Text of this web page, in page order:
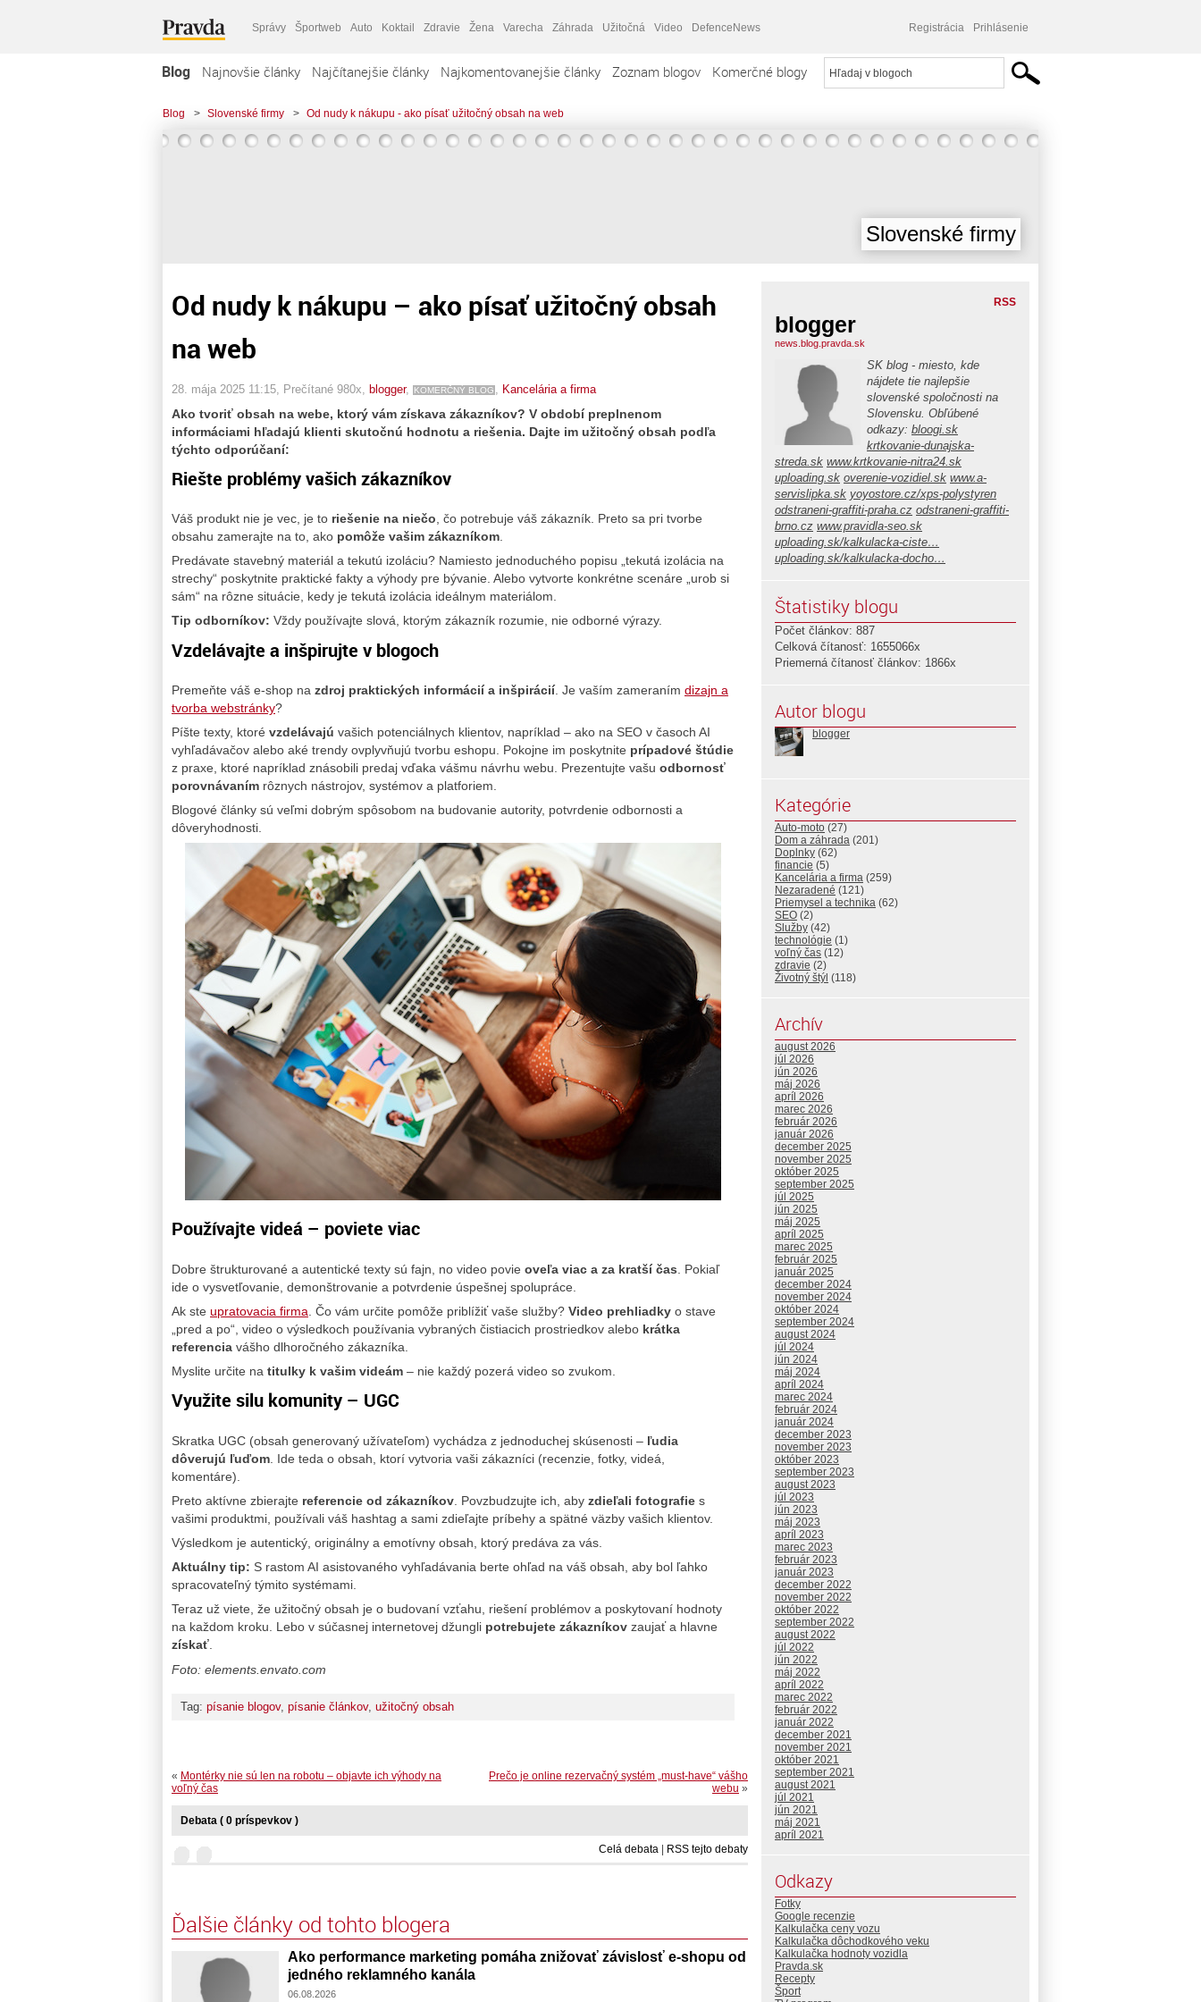
Správy Športweb Auto Koktail Zdravie Žena Varecha Záhrada Užitočná Video DefenceNews Registrácia Prihlásenie
Blog Najnovšie články Najčítanejšie články Najkomentovanejšie články Zoznam blogov Komerčné blogy
Blog > Slovenské firmy > Od nudy k nákupu - ako písať užitočný obsah na web
Slovenské firmy
Od nudy k nákupu – ako písať užitočný obsah
na web
28. mája 2025 11:15 , Prečítané 980x, blogger, KOMERČNÝ BLOG Kancelária a firma
Ako tvoriť obsah na webe, ktorý vám získava zákazníkov? V období preplnenom
informáciami hľadajú klienti skutočnú hodnotu a riešenia. Dajte im užitočný obsah podľa
týchto odporúčaní:
Riešte problémy vašich zákazníkov
Váš produkt nie je vec, je to riešenie na niečo , čo potrebuje váš zákazník. Preto sa pri tvorbe
obsahu zamerajte na to, ako pomôže vašim zákazníkom
Predávate stavebný materiál a tekutú izoláciu? Namiesto jednoduchého popisu „tekutá izolácia na
strechy“ poskytnite praktické fakty a výhody pre bývanie. Alebo vytvorte konkrétne scenáre „urob si
sám“ na rôzne situácie, kedy je tekutá izolácia ideálnym materiálom.
Tip odborníkov: Vždy používajte slová, ktorým zákazník rozumie, nie odborné výrazy.
Vzdelávajte a inšpirujte v blogoch
Premeňte váš e-shop na zdroj praktických informácií a inšpirácií. Je vaším zameraním dizajn a
tvorba webstránky?
Píšte texty, ktoré vzdelávajú vašich potenciálnych klientov, napríklad – ako na SEO v časoch AI
vyhľadávačov alebo aké trendy ovplyvňujú tvorbu eshopu. Pokojne im poskytnite prípadové štúdie
z praxe, ktoré napríklad znásobili predaj vďaka vášmu návrhu webu. Prezentujte vašu odbornosť
porovnávaním rôznych nástrojov, systémov a platforiem.
Blogové články sú veľmi dobrým spôsobom na budovanie autority, potvrdenie odbornosti a
dôveryhodnosti.
Používajte videá – poviete viac
Dobre štrukturované a autentické texty sú fajn, no video povie oveľa viac a za kratší čas . Pokiaľ
ide o vysvetľovanie, demonštrovanie a potvrdenie úspešnej spolupráce.
Ak ste upratovacia firma . Čo vám určite pomôže priblížiť vaše služby? Video prehliadky o stave
„pred a po“, video o výsledkoch používania vybraných čistiacich prostriedkov alebo krátka
referencia vášho dlhoročného zákazníka.
Myslite určite na titulky k vašim videám – nie každý pozerá video so zvukom.
Využite silu komunity – UGC
Skratka UGC (obsah generovaný užívateľom) vychádza z jednoduchej skúsenosti – ľudia
dôverujú ľuďom . Ide teda o obsah, ktorí vytvoria vaši zákazníci (recenzie, fotky, videá,
komentáre).
Preto aktívne zbierajte referencie od zákazníkov . Povzbudzujte ich, aby zdieľali fotografie s
vašimi produktmi, používali váš hashtag a sami zdieľajte príbehy a spätné väzby vašich klientov.
Výsledkom je autentický, originálny a emotívny obsah, ktorý predáva za vás.
Aktuálny tip: S rastom AI asistovaného vyhľadávania berte ohľad na váš obsah, aby bol ľahko
spracovateľný týmito systémami.
Teraz už viete, že užitočný obsah je o budovaní vzťahu, riešení problémov a poskytovaní hodnoty
na každom kroku. Lebo v súčasnej internetovej džungli potrebujete zákazníkov zaujať a hlavne
získať.
Foto: elements.envato.com
Tag: písanie blogov, písanie článkov, užitočný obsah
Prečo je online rezervačný systém „must-have“ vášho
webu »
« Montérky nie sú len na robotu – objavte ich výhody na
voľný čas
Debata ( 0 príspevkov )
Celá debata | RSS tejto debaty
Ďalšie články od tohto blogera
Ako performance marketing pomáha znižovať závislosť e-shopu od
jedného reklamného kanála
06.08.2026
RSS
blogger
news.blog.pravda.sk
SK blog - miesto, kde
nájdete tie najlepšie
slovenské spoločnosti na
Slovensku. Obľúbené
odkazy: bloogi.sk
krtkovanie-dunajska-
streda.sk www.krtkovanie-nitra24.sk
uploading.sk overenie-vozidiel.sk www.a-
servislipka.sk yoyostore.cz/xps-polystyren
odstraneni-graffiti-praha.cz odstraneni-graffiti-
brno.cz www.pravidla-seo.sk
uploading.sk/kalkulacka-ciste…
uploading.sk/kalkulacka-docho…
Štatistiky blogu
Počet článkov: 887
Celková čítanosť: 1655066x
Priemerná čítanosť článkov: 1866x
Autor blogu
blogger
Kategórie
Auto-moto (27)
Dom a záhrada (201)
Doplnky (62)
financie (5)
Kancelária a firma (259)
Nezaradené (121)
Priemysel a technika (62)
SEO (2)
Služby (42)
technológie (1)
voľný čas (12)
zdravie (2)
Životný štýl (118)
Archív
august 2026
júl 2026
jún 2026
máj 2026
apríl 2026
marec 2026
február 2026
január 2026
december 2025
november 2025
október 2025
september 2025
júl 2025
jún 2025
máj 2025
apríl 2025
marec 2025
február 2025
január 2025
december 2024
november 2024
október 2024
september 2024
august 2024
júl 2024
jún 2024
máj 2024
apríl 2024
marec 2024
február 2024
január 2024
december 2023
november 2023
október 2023
september 2023
august 2023
júl 2023
jún 2023
máj 2023
apríl 2023
marec 2023
február 2023
január 2023
december 2022
november 2022
október 2022
september 2022
august 2022
júl 2022
jún 2022
máj 2022
apríl 2022
marec 2022
február 2022
január 2022
december 2021
november 2021
október 2021
september 2021
august 2021
júl 2021
jún 2021
máj 2021
apríl 2021
Odkazy
Fotky
Google recenzie
Kalkulačka ceny vozu
Kalkulačka dôchodkového veku
Kalkulačka hodnoty vozidla
Pravda.sk
Recepty
Šport